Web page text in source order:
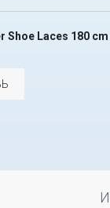
Shoe Laces 180